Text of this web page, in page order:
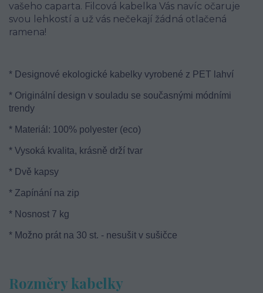
vašeho caparta. Filcová kabelka Vás navíc očaruje
svou lehkostí a už vás nečekají žádná otlačená
ramena!
* Designové ekologické kabelky vyrobené z PET lahví
* Originální design v souladu se současnými módními
trendy
* Materiál: 100% polyester (eco)
* Vysoká kvalita, krásně drží tvar
* Dvě kapsy
* Zapínání na zip
* Nosnost 7 kg
* Možno prát na 30 st. - nesušit v sušičce
Rozměry kabelky